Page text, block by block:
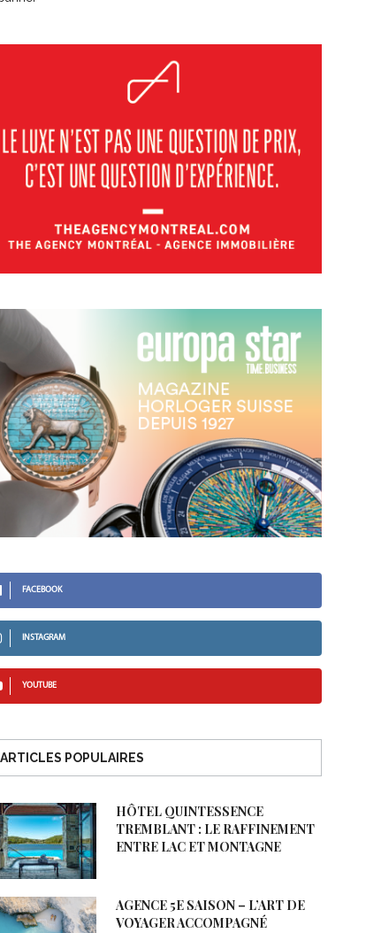
FACEBOOK
INSTAGRAM
YOUTUBE
ARTICLES POPULAIRES
HÔTEL QUINTESSENCE
TREMBLANT : LE RAFFINEMENT
ENTRE LAC ET MONTAGNE
AGENCE 5E SAISON – L’ART DE
VOYAGER ACCOMPAGNÉ